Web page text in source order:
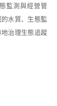
監測與經營管
水質、生態監
治理生態追蹤